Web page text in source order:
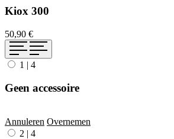
Kiox 300
50,90 €
1 | 4
Geen accessoire
Annuleren Overnemen
2 | 4